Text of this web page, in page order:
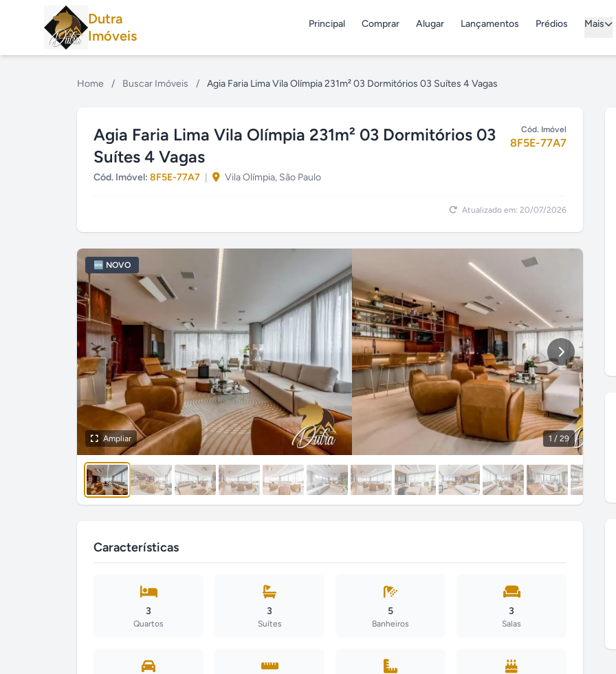
Dutra
Imóveis
Principal Comprar Alugar Lançamentos Prédios Mais
Home / Buscar Imóveis / Agia Faria Lima Vila Olímpia 231m² 03 Dormitórios 03 Suítes 4 Vagas
Agia Faria Lima Vila Olímpia 231m² 03 Dormitórios 03
Suítes 4 Vagas
Cód. Imóvel: 8F5E-77A7 Vila Olímpia, São Paulo
Cód. Imóvel
8F5E-77A7
Atualizado em: 20/07/2026
1 / 29
🆕 NOVO
Ampliar
Características
3
Quartos
3
Suítes
5
Banheiros
3
Salas